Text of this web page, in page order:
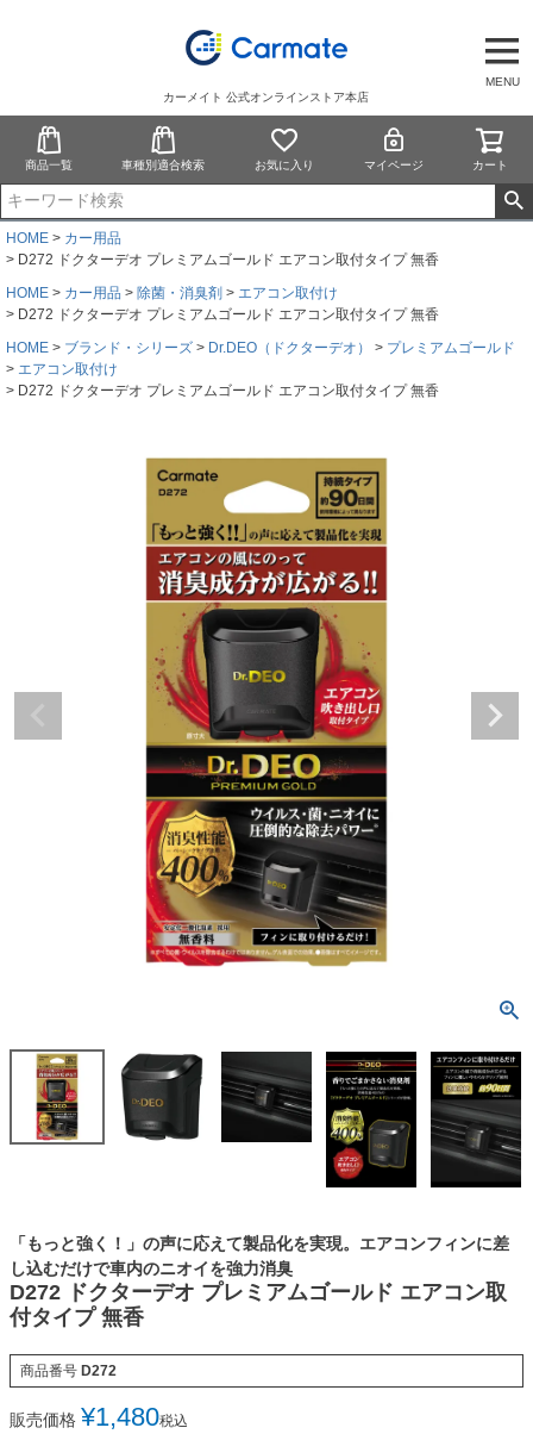
MENU
カーメイト 公式オンラインストア本店
商品一覧 車種別適合検索 お気に入り マイページ カート
HOME
カー用品
D272 ドクターデオ プレミアムゴールド エアコン取付タイプ 無香
HOME
カー用品 除菌・消臭剤
エアコン取付け
D272 ドクターデオ プレミアムゴールド エアコン取付タイプ 無香
HOME
ブランド・シリーズ Dr.DEO（ドクターデオ）
プレミアムゴールド
エアコン取付け
D272 ドクターデオ プレミアムゴールド エアコン取付タイプ 無香
「もっと強く！」の声に応えて製品化を実現。エアコンフィンに差
し込むだけで車内のニオイを強力消臭
D272 ドクターデオ プレミアムゴールド エアコン取
付タイプ 無香
商品番号 D272
販売価格 ¥1,480税込